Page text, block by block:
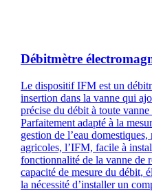
Débitmètre
Le dispositif IFM est un
insertion dans la vanne qui
précise du débit à toute
Parfaitement adapté à la
gestion de l’eau
agricoles, l’IFM, facile à
fonctionnalité de la vanne de
capacité de mesure du débit,
la nécessité d’installer un